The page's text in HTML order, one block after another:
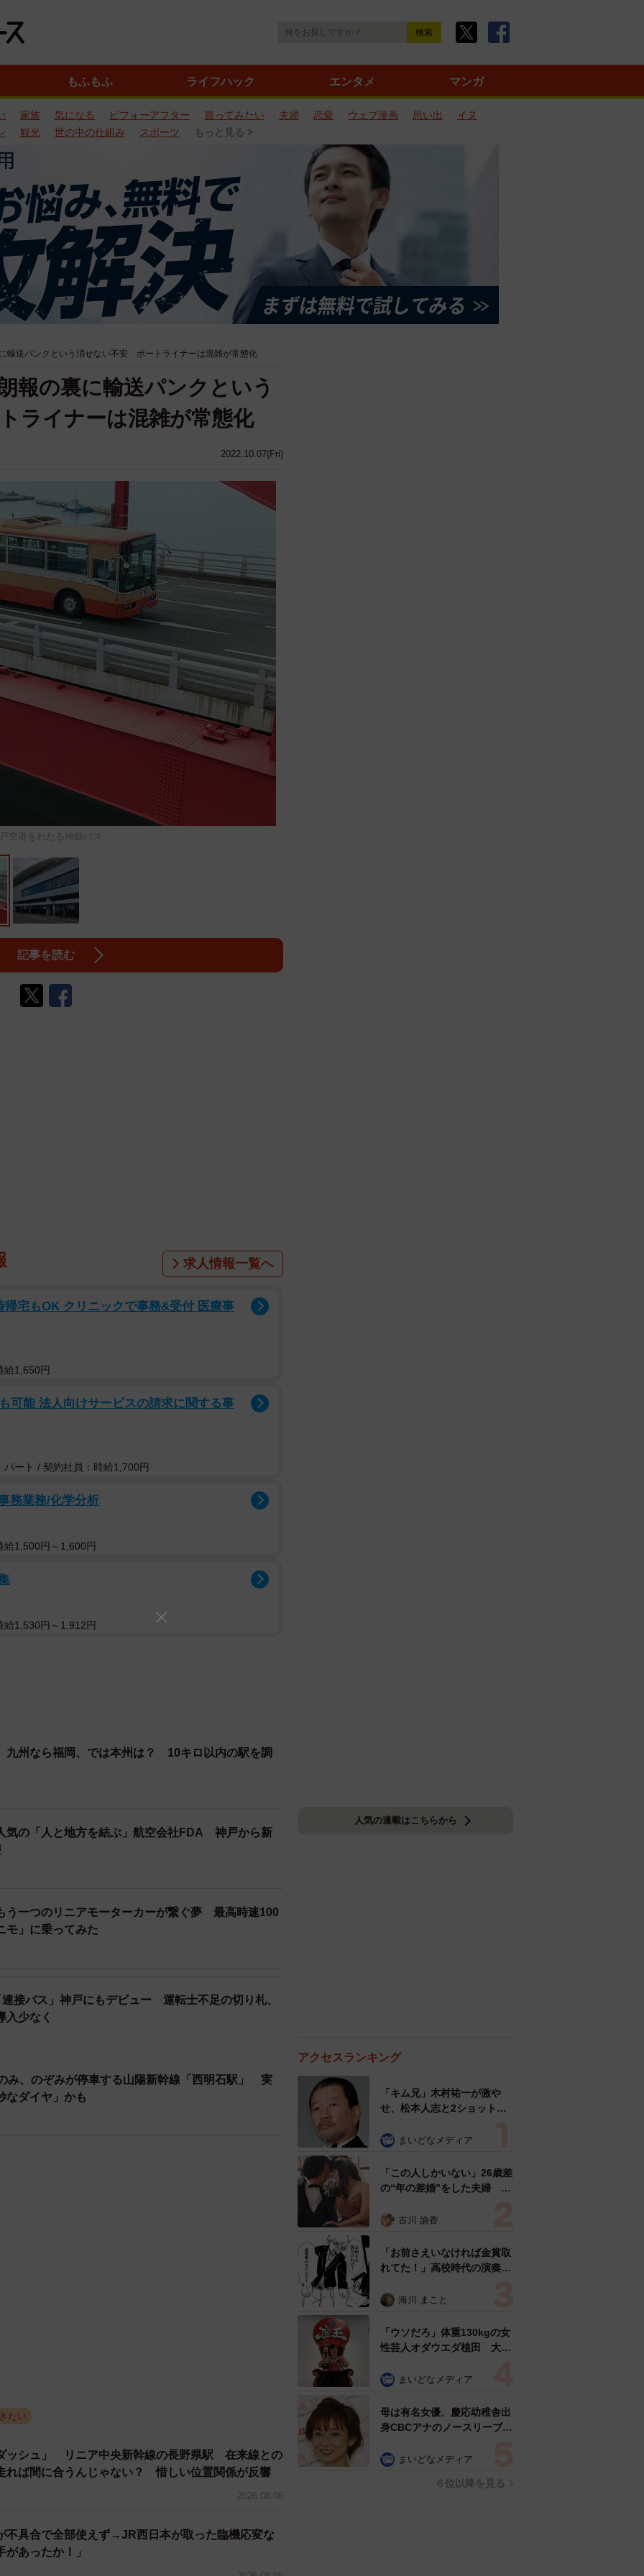
もふもふ ライフハック エンタメ マンガ
家族 気になる ビフォーアフター 買ってみたい 夫婦 恋愛 ウェブ漫画 思い出
イヌ
観光 世の中の仕組み スポーツ もっと見る
輸送パンクという消せない不安 ポートライナーは混雑が常態化
2022.10.07(Fri)
報の裏に輸送パンクという
ライナーは混雑が常態化
空港をわたる神姫バス
記事を読む
求人情報一覧へ
宅もOK クリニックで事務&受付 医療事
給1,650円
可能 法人向けサービスの請求に関する事
パート / 契約社員：時給1,700円
務業務/化学分析
給1,500円～1,600円
給1,530円～1,912円
州なら福岡、では本州は？ 10キロ以内の駅を調
気の「人と地方を結ぶ」航空会社FDA 神戸から新
う一つのリニアモーターカーが繋ぐ夢 最高時速100
モ」に乗ってみた
接バス」神戸にもデビュー 運転士不足の切り札、
入少なく
み、のぞみが停車する山陽新幹線「西明石駅」 実
なダイヤ」かも
たい
ッシュ」 リニア中央新幹線の長野県駅 在来線との
れば間に合うんじゃない？ 惜しい位置関係が反響
2026.08.06
不具合で全部使えず→JR西日本が取った臨機応変な
あったか！」
人気の連載はこちらから
アクセスランキング
「キム兄」木村祐一が激や
せ、松本人志と2ショット
「テキヤの兄さん」
まいどなメディア
「この人しかいない」26歳差
の“年の差婚”をした夫婦 出
た？ 今の思いを聞いた
古川 諭香
「お前さえいなければ金賞取
れてた！」高校時代の演奏会
生は楽器修理職人に 10年後
ぬ申し出【漫画】
海川 まこと
「ウソだろ」体重130kgの女
性芸人オダウエダ植田 大学
で」 まいどなメディア
母は有名女優、慶応幼稚舎出
身CBCアナのノースリーブ姿
る」「天使の笑顔」
まいどなメディア
６位以降を見る